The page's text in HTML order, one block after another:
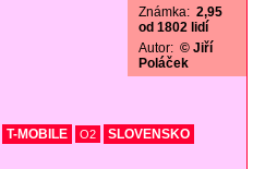
Známka: 2,95
od 1802 lidí
Autor: © Jiří
Poláček
T-MOBILE O2
SLOVENSKO